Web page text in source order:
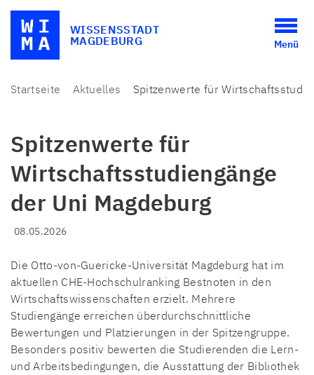
WISSENSSTADT
MAGDEBURG
Menü
Startseite Aktuelles Spitzenwerte für
Spitzenwerte für
Wirtschaftsstudiengänge
der Uni Magdeburg
08.05.2026
Die Otto-von-Guericke-Universität Magdeburg hat im
aktuellen CHE-Hochschulranking Bestnoten in den
Wirtschaftswissenschaften erzielt. Mehrere
Studiengänge erreichen überdurchschnittliche
Bewertungen und Platzierungen in der Spitzengruppe.
Besonders positiv bewerten die Studierenden die Lern-
und Arbeitsbedingungen, die Ausstattung der Bibliothek